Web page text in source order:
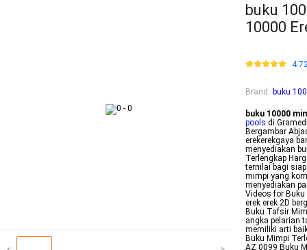
buku
10000
Brand : buku
buku 10000
pools di
Bergambar
erekerekgaya
menyediakan
Terlengkap
ternilai bagi
mimpi yang
menyediakan
Videos for
erek erek 2D
Buku Tafsir
angka pelarian
memiliki arti
Buku Mimpi
AZ 0099 Buku